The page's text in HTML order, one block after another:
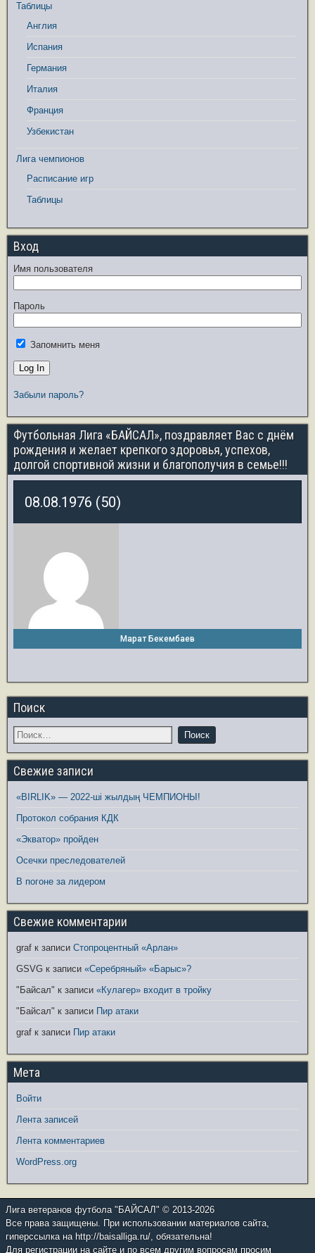
Таблицы
Англия
Испания
Германия
Италия
Франция
Узбекистан
Лига чемпионов
Расписание игр
Таблицы
Вход
Имя пользователя
Пароль
Запомнить меня
Забыли пароль?
Футбольная Лига «БАЙСАЛ», поздравляет Вас с днём
рождения и желает крепкого здоровья, успехов,
долгой спортивной жизни и благополучия в семье!!!
08.08.1976 (50)
Марат Бекембаев
Поиск
Свежие записи
«BIRLIK» — 2022-ші жылдың ЧЕМПИОНЫ!
Протокол собрания КДК
«Экватор» пройден
Осечки преследователей
В погоне за лидером
Свежие комментарии
graf к записи Стопроцентный «Арлан»
GSVG к записи «Серебряный» «Барыс»?
"Байсал" к записи «Кулагер» входит в тройку
"Байсал" к записи Пир атаки
graf к записи Пир атаки
Мета
Войти
Лента записей
Лента комментариев
WordPress.org
Лига ветеранов футбола "БАЙСАЛ" © 2013-2026
Все права защищены. При использовании материалов сайта,
гиперссылка на http://baisalliga.ru/, обязательна!
Для регистрации на сайте и по всем другим вопросам просим